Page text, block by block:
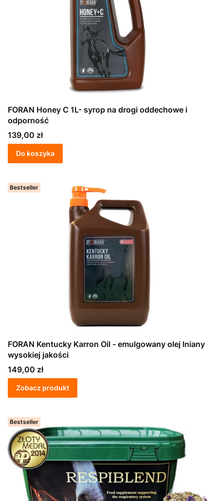
FORAN Honey C 1L- syrop na drogi oddechowe i
odporność
Cena
139,00 zł
Do koszyka
Bestseller
FORAN Kentucky Karron Oil - emulgowany olej lniany
wysokiej jakości
Cena
149,00 zł
Zobacz produkt
Bestseller